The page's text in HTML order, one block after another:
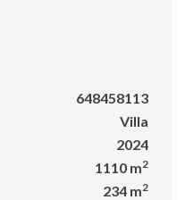
648458113
Villa
2024
1110 m2
234 m2